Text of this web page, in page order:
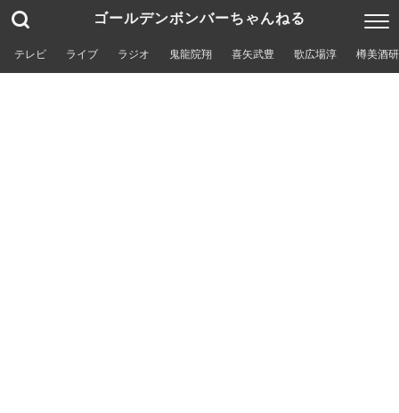
ゴールデンボンバーちゃんねる
テレビ ライブ ラジオ 鬼龍院翔 喜矢武豊 歌広場淳 樽美酒